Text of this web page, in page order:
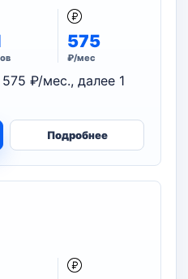
575
₽/мес
₽/мес., далее 1
Подробнее